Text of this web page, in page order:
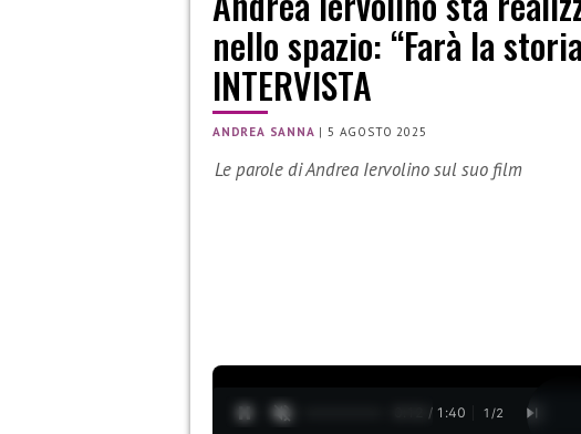
nello spazio: “Farà la
INTERVISTA
ANDREA SANNA |5 AGOSTO 2025
Le parole di Andrea Iervolino sul suo film
0:13 / 1:40 1 /2